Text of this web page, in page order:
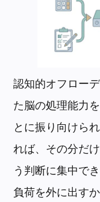
認知的オフロー
た脳の処理能力
とに振り向けら
れば、その分だ
う判断に集中で
負荷を外に出す